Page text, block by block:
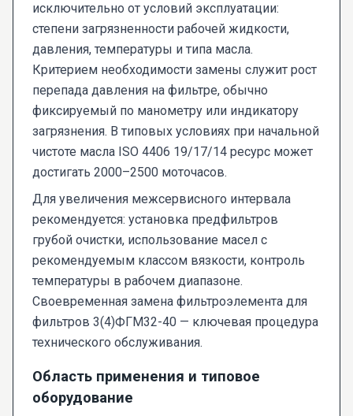
исключительно от условий эксплуатации:
степени загрязненности рабочей жидкости,
давления, температуры и типа масла.
Критерием необходимости замены служит рост
перепада давления на фильтре, обычно
фиксируемый по манометру или индикатору
загрязнения. В типовых условиях при начальной
чистоте масла ISO 4406 19/17/14 ресурс может
достигать 2000–2500 моточасов.
Для увеличения межсервисного интервала
рекомендуется: установка предфильтров
грубой очистки, использование масел с
рекомендуемым классом вязкости, контроль
температуры в рабочем диапазоне.
Своевременная замена фильтроэлемента для
фильтров 3(4)ФГМ32-40 — ключевая процедура
технического обслуживания.
Область применения и типовое
оборудование